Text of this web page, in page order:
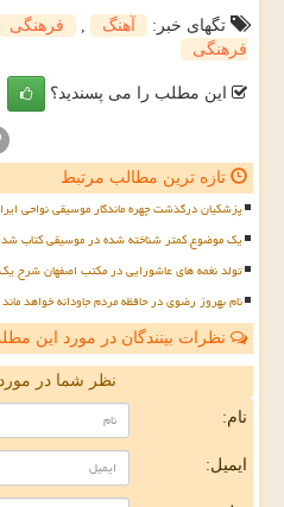
تگهای خبر:
آهنگ فرهنگی
فرهنگی
این مطلب را می پسندید؟
تازه ترین مطالب مرتبط
پزشکیان درگذشت چهره ماندگار موسیقی نواحی
یک موضوع کمتر شناخته شده در موسیقی کتاب
تولد نغمه های عاشورایی در مکتب اصفهان شرح
نام بهروز رضوی در حافظه مردم جاودانه خواهد ماند
نظرات بینندگان در مورد این
نظر شما در
نام:
ایمیل: